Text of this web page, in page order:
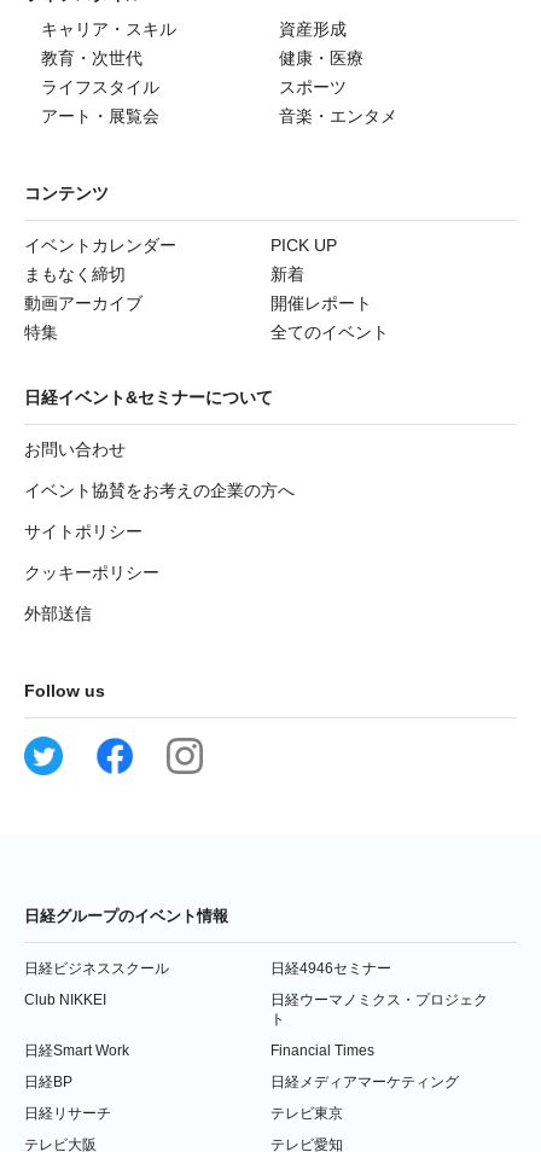
キャリア・スキル
資産形成
教育・次世代
健康・医療
ライフスタイル
スポーツ
アート・展覧会
音楽・エンタメ
コンテンツ
イベントカレンダー
PICK UP
まもなく締切
新着
動画アーカイブ
開催レポート
特集
全てのイベント
日経イベント&セミナーについて
お問い合わせ
イベント協賛をお考えの企業の方へ
サイトポリシー
クッキーポリシー
外部送信
Follow us
日経グループのイベント情報
日経ビジネススクール
日経4946セミナー
Club NIKKEI
日経ウーマノミクス・プロジェク
ト
日経Smart Work
Financial Times
日経BP
日経メディアマーケティング
日経リサーチ
テレビ東京
テレビ大阪
テレビ愛知